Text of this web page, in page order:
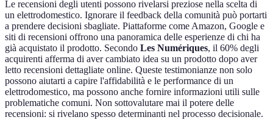
Le recensioni degli utenti possono rivelarsi preziose nella scelta di
un elettrodomestico. Ignorare il feedback della comunità può portarti
a prendere decisioni sbagliate. Piattaforme come Amazon, Google e
siti di recensioni offrono una panoramica delle esperienze di chi ha
già acquistato il prodotto. Secondo Les Numériques, il 60% degli
acquirenti afferma di aver cambiato idea su un prodotto dopo aver
letto recensioni dettagliate online. Queste testimonianze non solo
possono aiutarti a capire l'affidabilità e le performance di un
elettrodomestico, ma possono anche fornire informazioni utili sulle
problematiche comuni. Non sottovalutare mai il potere delle
recensioni: si rivelano spesso determinanti nel processo decisionale.